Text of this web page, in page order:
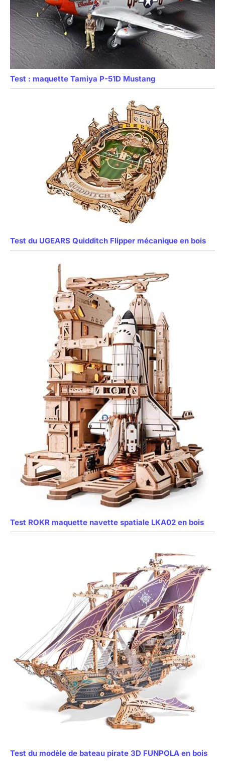
Test : maquette Tamiya P-51D Mustang
Test du UGEARS Quidditch Flipper mécanique en bois
Test ROKR maquette navette spatiale LKA02 en bois
Test du modèle de bateau pirate 3D FUNPOLA en bois